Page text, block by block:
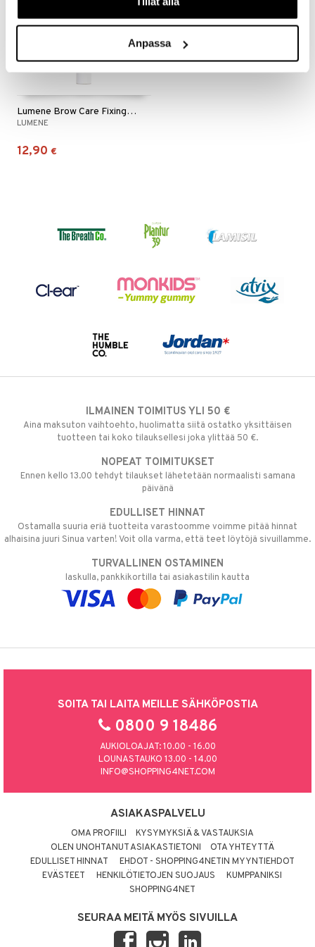
Anpassa
Lumene Brow Care Fixing Gel
LUMENE
12,90 €
ILMAINEN TOIMITUS YLI 50 €
Aina maksuton vaihtoehto, huolimatta siitä ostatko yksittäisen
tuotteen tai koko tilauksellesi joka ylittää 50 €.
NOPEAT TOIMITUKSET
Ennen kello 13.00 tehdyt tilaukset lähetetään normaalisti samana
päivänä
EDULLISET HINNAT
Ostamalla suuria eriä tuotteita varastoomme voimme pitää hinnat
alhaisina juuri Sinua varten! Voit olla varma, että teet löytöjä sivuillamme.
TURVALLINEN OSTAMINEN
laskulla, pankkikortilla tai asiakastilin kautta
SOITA TAI LAITA MEILLE SÄHKÖPOSTIA
0800 9 18486
AUKIOLOAJAT: 10.00 - 16.00
LOUNASTAUKO 13.00 - 14.00
INFO@SHOPPING4NET.COM
ASIAKASPALVELU
OMA PROFIILI
KYSYMYKSIÄ & VASTAUKSIA
OLEN UNOHTANUT ASIAKASTIETONI
OTA YHTEYTTÄ
EDULLISET HINNAT
EHDOT - SHOPPING4NETIN MYYNTIEHDOT
EVÄSTEET
HENKILÖTIETOJEN SUOJAUS
KUMPPANIKSI
SHOPPING4NET
SEURAA MEITÄ MYÖS SIVUILLA